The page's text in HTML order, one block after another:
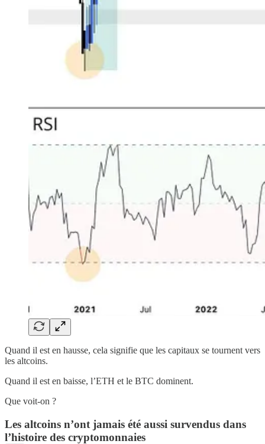
Quand il est en hausse, cela signifie que les capitaux se tournent vers
les altcoins.
Quand il est en baisse, l’ETH et le BTC dominent.
Que voit-on ?
Les altcoins n’ont jamais été aussi survendus dans
l’histoire des cryptomonnaies